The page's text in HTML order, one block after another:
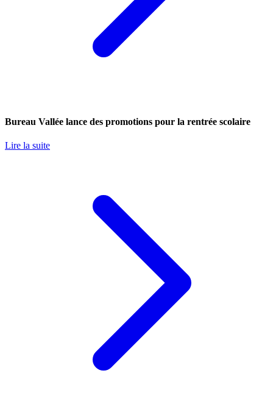
Bureau Vallée lance des promotions pour la rentrée scolaire
Lire la suite